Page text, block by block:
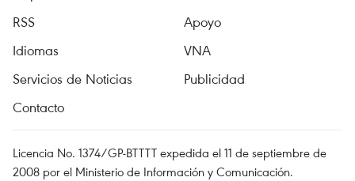
RSS
Apoyo
Idiomas
VNA
Servicios de Noticias
Publicidad
Contacto
Licencia No. 1374/GP-BTTTT expedida el 11 de septiembre de
2008 por el Ministerio de Información y Comunicación.